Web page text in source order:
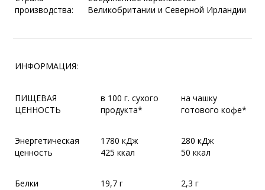
производства:
Великобритании и Северной Ирландии
ИНФОРМАЦИЯ:
ПИЩЕВАЯ
ЦЕННОСТЬ
в 100 г. сухого
продукта*
на чашку
готового кофе*
Энергетическая
ценность
1780 кДж
425 ккал
280 кДж
50 ккал
Белки 19,7 г 2,3 г